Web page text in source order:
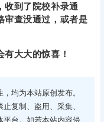
收到了院校补录通
审查没通过，或者是
大大的惊喜！
均为本站原创发布。
复制、盗用、采集、
平台。如若本站内容侵